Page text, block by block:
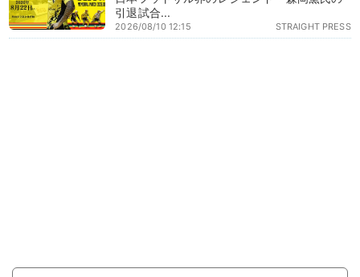
引退試合...
STRAIGHT PRESS
2026/08/10 12:15